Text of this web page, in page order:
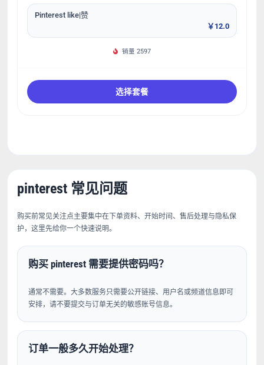
Pinterest like|赞
￥12.0
销量 2597
选择套餐
pinterest 常见问题
购买前常见关注点主要集中在下单资料、开始时间、售后处理与隐私保
护，这里先给你一个快速说明。
购买 pinterest 需要提供密码吗？
通常不需要。大多数服务只需要公开链接、用户名或频道信息即可
安排，请不要提交与订单无关的敏感账号信息。
订单一般多久开始处理？